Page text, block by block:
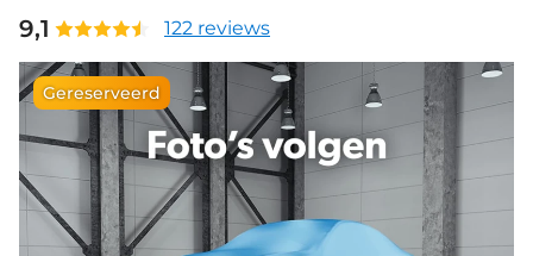
9,1 122 reviews
Gereserveerd